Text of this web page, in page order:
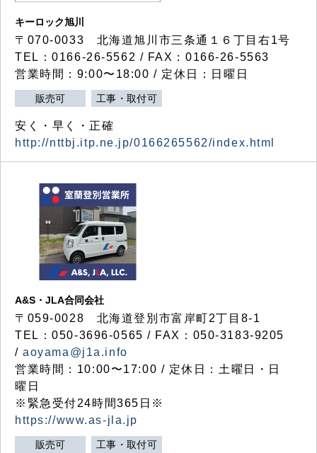
キーロック旭川
〒070-0033 北海道旭川市三条通１６丁目右1号
TEL：0166-26-5562 / FAX：0166-26-5563
営業時間：9:00〜18:00 / 定休日：日曜日
販売可 工事・取付可
安く・早く・正確
http://nttbj.itp.ne.jp/0166265562/index.html
A&S・JLA合同会社
〒 059-0028 北海道登別市富岸町2丁目 8-1
TEL：050-3696-0565 / FAX：050-3183-9205
/aoyama@j1a.info
営業時間：10:00〜17:00 / 定休日：土曜日・日
曜日
※緊急受付24時間365日※
https://www.as-jla.jp
販売可 工事・取付可